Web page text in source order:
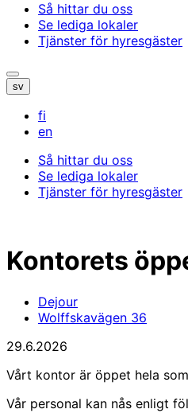
Så hittar du oss
Se lediga lokaler
Tjänster för hyresgäster
Öppna/stäng
sökfältet
sv
fi
en
Så hittar du oss
Se lediga lokaler
Tjänster för hyresgäster
Kontorets
Dejour
Wolffskavägen 36
29.6.2026
Vårt kontor är öppet hela
Vår personal kan nås enligt